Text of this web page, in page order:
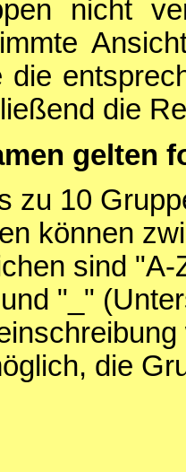
nicht
die
die
gelten
zu 10
können
sind
"_"
die